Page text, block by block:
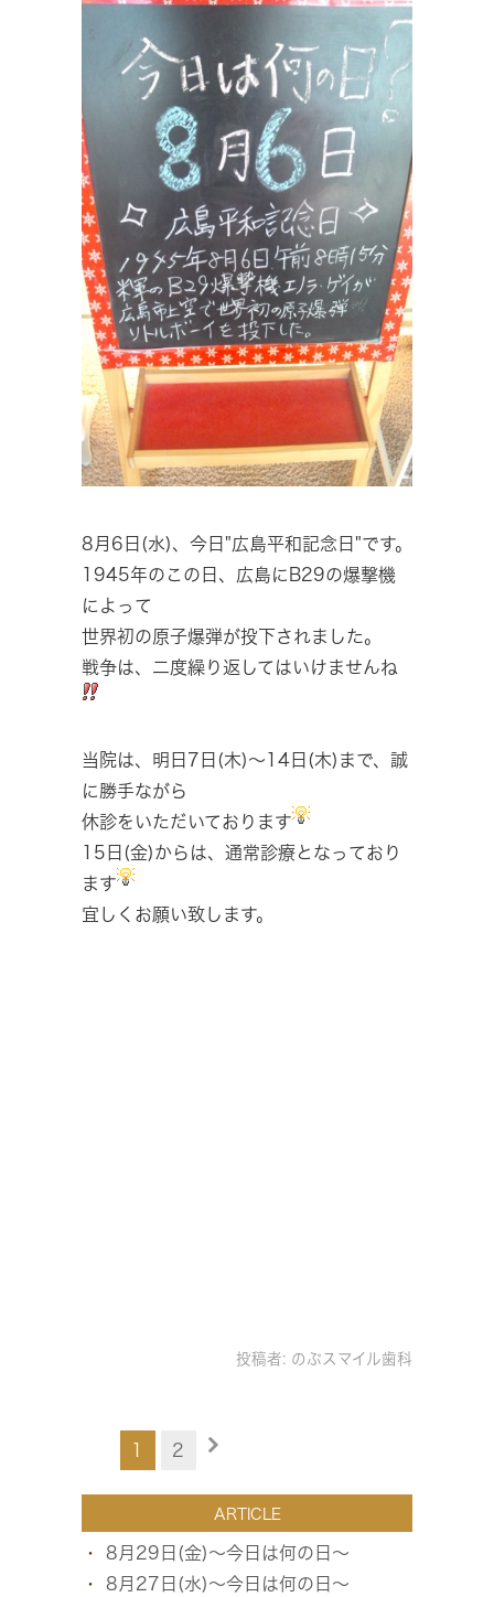
8月6日(水)、今日"広島平和記念日"です。
1945年のこの日、広島にB29の爆撃機
によって
世界初の原子爆弾が投下されました。
戦争は、二度繰り返してはいけませんね
当院は、明日7日(木)～14日(木)まで、誠
に勝手ながら
休診をいただいております
15日(金)からは、通常診療となっており
ます
宜しくお願い致します。
投稿者: のぶスマイル歯科
1 2
ARTICLE
8月29日(金)～今日は何の日～
8月27日(水)～今日は何の日～